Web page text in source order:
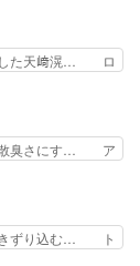
子とにゃん吉の
話をU-NEXTで
しき過… お父さ
。諏… 第６話を
視… じゃがいも
… アバンでまた
も昼もおやつも
の魔法使い、人
した天﨑滉… ロ
言って… シュシ
だか… ・デッ
みくるのジュエ
ッチ・アゲイン
の平均点は高い
い、特に意味の
散臭さにす… ア
者た… 原作を読
顔… どんどん増
… 夜桜は「顔で
おかしいな石田
きずり込む… ト